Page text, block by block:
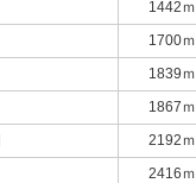
1442ｍ
1700ｍ
1839ｍ
1867ｍ
2192ｍ
2416ｍ